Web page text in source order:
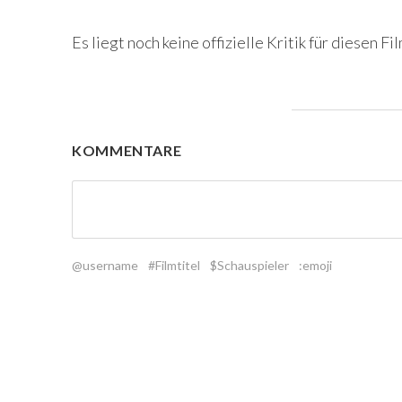
Es liegt noch keine offizielle Kritik für diesen
KOMMENTARE
@username #Filmtitel $Schauspieler :emoji